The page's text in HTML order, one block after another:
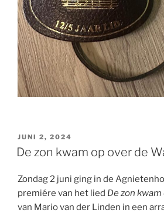
GEPLAATST
OP
JUNI 2, 2024
De zon kwam op over de
Zondag 2 juni ging in de
premiére van het lied De zon kwam
van Mario van der Linden in een